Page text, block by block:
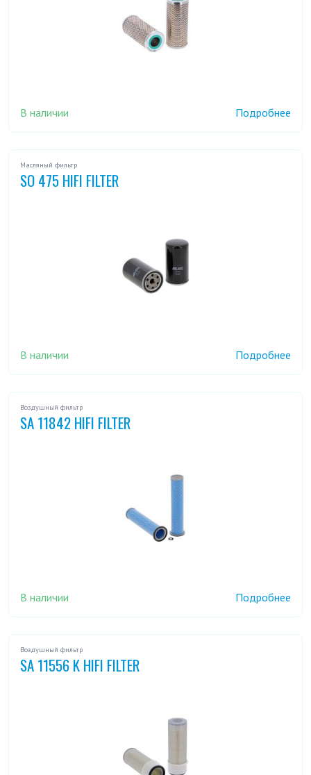
В наличии Подробнее
Масляный фильтр
SO 475 HIFI FILTER
В наличии Подробнее
Воздушный фильтр
SA 11842 HIFI FILTER
В наличии Подробнее
Воздушный фильтр
SA 11556 K HIFI FILTER